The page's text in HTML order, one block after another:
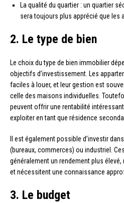
La qualité du quartier : un quartier
sera toujours plus apprécié que les
2. Le type de bien
Le choix du type de bien immobilier
objectifs d’investissement. Les
faciles à louer, et leur gestion est
celle des maisons individuelles.
peuvent offrir une rentabilité
exploiter en tant que résidence
Il est également possible d’investir
(bureaux, commerces) ou industriel.
généralement un rendement plus
et nécessitent une connaissance
3. Le budget